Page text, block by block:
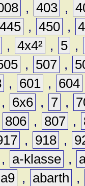
, 403 ,
, 450 ,
, 4x4² , 5 ,
, 507 ,
, 601 , 604
, 6x6 , 7 ,
806 , 807 ,
, 918 ,
, a-klasse ,
a9 , abarth
,